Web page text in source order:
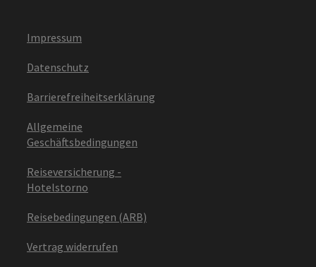
Impressum
Datenschutz
Barrierefreiheitserklärung
Allgemeine
Geschäftsbedingungen
Reiseversicherung -
Hotelstorno
Reisebedingungen (ARB)
Vertrag widerrufen